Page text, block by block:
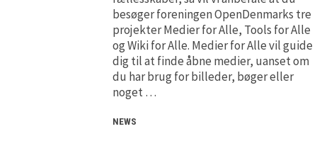
H5P and Creative Commons
H5P and Creative Commons
besøger foreningen OpenDenmarks tre
projekter Medier for Alle, Tools for Alle
og Wiki for Alle. Medier for Alle vil guide
dig til at finde åbne medier, uanset om
du har brug for billeder, bøger eller
noget …
NEWS